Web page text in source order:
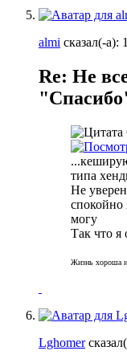
almi сказал(-а):
Re: Не
типа
Не
спокойно
могу
Так что я
Жизнь хороша и
Lghomer